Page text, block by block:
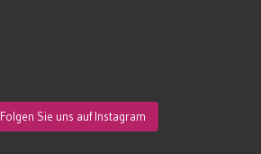
Folgen Sie uns auf Instagram